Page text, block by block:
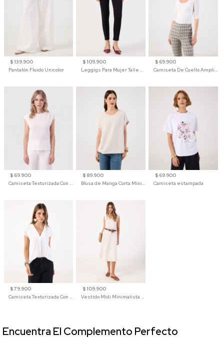
$ 139.900
Pantalón Fluido Unicolor
$ 109.900
Leggigs Para Mujer Talle Alto Liso
$ 69.900
Camiseta De Cuello Amplio Y Manga 3/4 Para Mujer
$ 69.900
Camiseta Texturizada Con Hombro Caído Para Mujer
$ 89.900
Blusa de Manga Corta Minimalista para Mujer
$ 69.900
Camiseta estampada
$ 79.900
Camiseta Texturizada Con Cuello En V Para Mujer
$ 109.900
Vestido Midi Minimalista De Silueta Amplia
Encuentra El Complemento Perfecto